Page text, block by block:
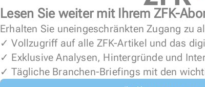
Lesen Sie weiter mit Ihrem ZFK-
Erhalten Sie uneingeschränkten Zugang zu
✓ Vollzugriff auf alle ZFK-Artikel und das
✓ Exklusive Analysen, Hintergründe und
✓ Tägliche Branchen-Briefings mit den